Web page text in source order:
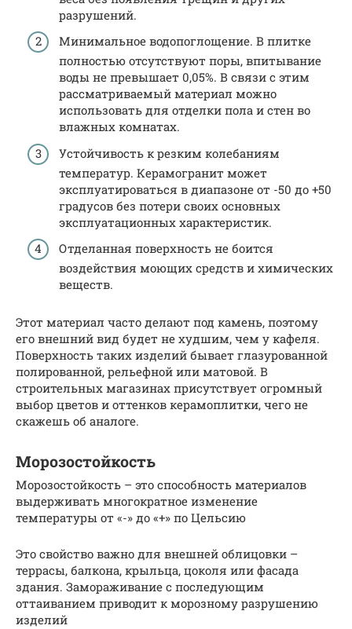
разрушений.
Минимальное водопоглощение. В плитке
полностью отсутствуют поры, впитывание
воды не превышает 0,05%. В связи с этим
рассматриваемый материал можно
использовать для отделки пола и стен во
влажных комнатах.
Устойчивость к резким колебаниям
температур. Керамогранит может
эксплуатироваться в диапазоне от -50 до +50
градусов без потери своих основных
эксплуатационных характеристик.
Отделанная поверхность не боится
воздействия моющих средств и химических
веществ.
Этот материал часто делают под камень, поэтому
его внешний вид будет не худшим, чем у кафеля.
Поверхность таких изделий бывает глазурованной
полированной, рельефной или матовой. В
строительных магазинах присутствует огромный
выбор цветов и оттенков керамоплитки, чего не
скажешь об аналоге.
Морозостойкость
Морозостойкость – это способность материалов
выдерживать многократное изменение
температуры от «-» до «+» по Цельсию
Это свойство важно для внешней облицовки –
террасы, балкона, крыльца, цоколя или фасада
здания. Замораживание с последующим
оттаиванием приводит к морозному разрушению
изделий